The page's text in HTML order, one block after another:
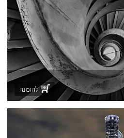
להזמנה